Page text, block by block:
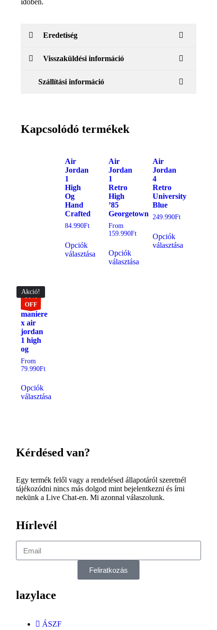
időben.
Eredetiség
Visszaküldési információ
Szállítási információ
Kapcsolódó termékek
Air
Jordan
1
High
Og
Hand
Crafted
84.990Ft
Opciók
választása
Air
Jordan
1
Retro
High
’85
Georgetown
From
159.990Ft
Opciók
választása
Air
Jordan
4
Retro
University
Blue
249.990Ft
Opciók
választása
36%
OFF
Akció!
A ma
maniere
x air
jordan
1 high
og
From
79.990Ft
Opciók
választása
Kérdésed van?
Egy termék felől vagy a rendelésed állapotáról szeretnél
tájékozódni nincs más dolgod mint bejelentkezni és írni
nekünk a Live Chat-en. Mi azonnal válaszolunk.
Hírlevél
Feliratkozás
lazylace
ÁSZF